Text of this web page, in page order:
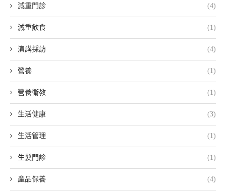
減重門診 (4)
減重飲食 (1)
演講採訪 (4)
營養 (1)
營養衛教 (1)
生活健康 (3)
生活管理 (1)
生髮門診 (1)
產品保養 (4)